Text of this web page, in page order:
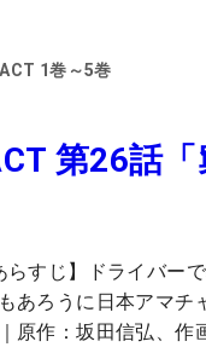
1巻～5巻
第26話「
らすじ】ドライバー
あろうに日本アマチ
原作：坂田信弘、作